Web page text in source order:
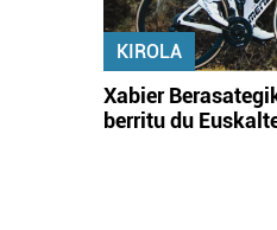
KIROLA
Xabier
berritu du